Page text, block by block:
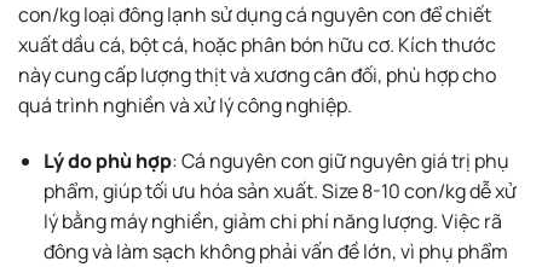
con/kgloại đông lạnh sử dụng cá nguyên con để chiết
xuất dầu cá, bột cá, hoặc phân bón hữu cơ. Kích thước
này cung cấp lượng thịt và xương cân đối, phù hợp cho
quá trình nghiền và xử lý công nghiệp.
Lý do phù hợp: Cá nguyên con giữ nguyên giá trị phụ
phẩm, giúp tối ưu hóa sản xuất. Size 8-10 con/kg dễ xử
lý bằng máy nghiền, giảm chi phí năng lượng. Việc rã
đông và làm sạch không phải vấn đề lớn, vì phụ phẩm